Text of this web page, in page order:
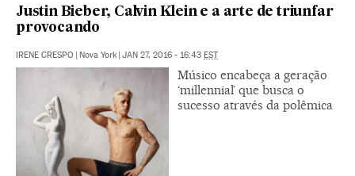
Justin Bieber, Calvin Klein e a arte de triunfar
provocando
IRENE CRESPO Nova York JAN 27, 2016 - 16:43 EST
Músico encabeça a geração
‘millennial’ que busca o
sucesso através da polêmica